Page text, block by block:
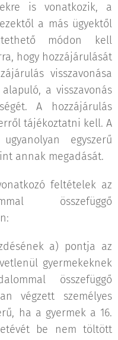
is vonatkozik, a
a más ügyektől
módon kell
hogy hozzájárulását
visszavonása
a visszavonás
A hozzájárulás
tájékoztatni kell. A
egyszerű
annak megadását.
feltételek az
összefüggő
a) pontja az
gyermekeknek
összefüggő
végzett személyes
ha a gyermek a 16.
be nem töltött